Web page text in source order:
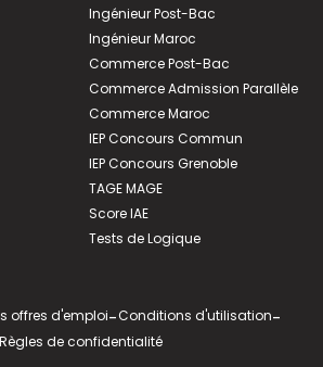
Ingénieur Post-Bac
Ingénieur Maroc
Commerce Post-Bac
Commerce Admission Parallèle
Commerce Maroc
IEP Concours Commun
IEP Concours Grenoble
TAGE MAGE
Score IAE
Tests de Logique
offres d'emploi-Conditions d'utilisation-
Règles de confidentialité